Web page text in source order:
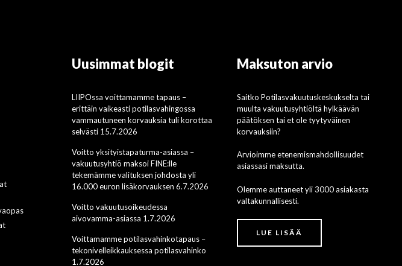
Uusimmat blogit
LIIPOssa voittamamme tapaus –
erittäin vaikeasti potilasvahingossa
vammautuneen korvauksia tuli korottaa
selvästi 15.7.2026
Voitto yksityistapaturma-asiassa –
vakuutusyhtiö maksoi FINE:lle
tekemämme valituksen johdosta yli
16.000 euron lisäkorvauksen 6.7.2026
Voitto vakuutusoikeudessa
aivovamma-asiassa 1.7.2026
Voittamamme potilasvahinkotapaus –
tekonivelleikkauksessa potilasvahinko
1.7.2026
Maksuton arvio
Saitko Potilasvakuutuskeskukselta tai
muulta vakuutusyhtiöltä hylkäävän
päätöksen tai et ole tyytyväinen
korvauksiin?
Arvioimme etenemismahdollisuudet
asiassasi maksutta.
Olemme auttaneet yli 3000 asiakasta
valtakunnallisesti.
LUE LISÄÄ